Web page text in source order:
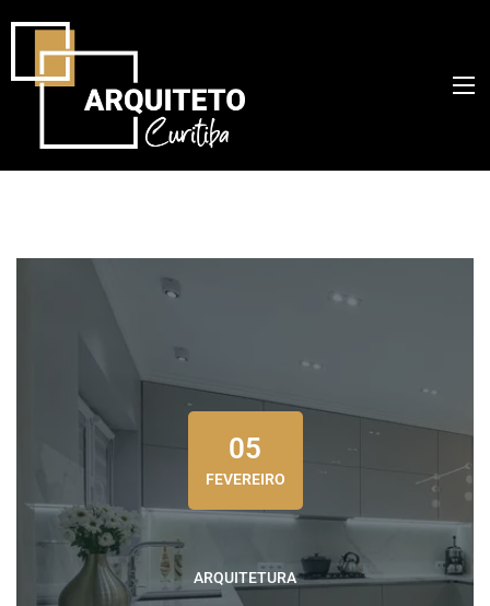
05
FEVEREIRO
ARQUITETURA